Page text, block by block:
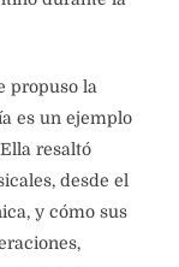
propuso la
es un ejemplo
resaltó
desde el
y cómo sus